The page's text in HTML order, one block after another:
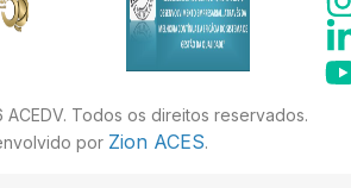
Todos os direitos reservados.
por Zion ACES.